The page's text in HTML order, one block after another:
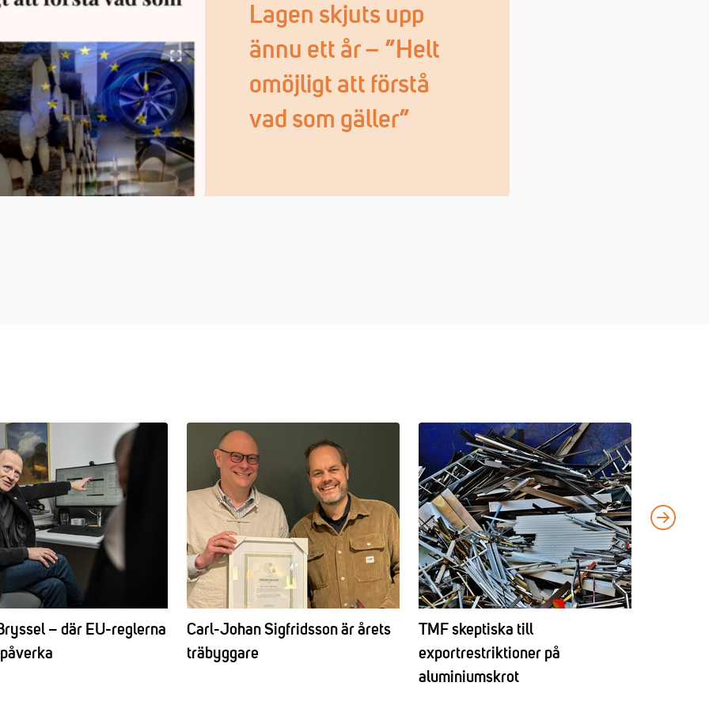
Lagen skjuts upp
ännu ett år – ”Helt
omöjligt att förstå
vad som gäller”
– där EU-reglerna
Carl-Johan Sigfridsson är årets
träbyggare
TMF skeptiska till
exportrestriktioner på
aluminiumskrot